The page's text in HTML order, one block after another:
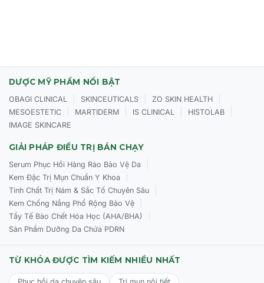
Làm sạch:Vệ sinh vùng da bị tổn thương và lau khô.
Thoa kem: Thoa một lượng kem vừa đủ lên vùng da cần
điều trị.
Tần suất:Sử dụng
Chỉ sử dụng ngoài da, tránh tiếp xúc trực tiếp với
mắt.
DƯỢC MỸ PHẨM NỔI BẬT
OBAGI CLINICAL SKINCEUTICALS ZO SKIN HEALTH
MESOESTETIC MARTIDERM IS CLINICAL HISTOLAB
IMAGE SKINCARE
GIẢI PHÁP ĐIỀU TRỊ BÁN CHẠY
Serum Phục Hồi Hàng Rào Bảo Vệ Da
Kem Đặc Trị Mụn Chuẩn Y Khoa
Tinh Chất Trị Nám & Sắc Tố Chuyên Sâu
Kem Chống Nắng Phổ Rộng Bảo Vệ
Tẩy Tế Bào Chết Hóa Học (AHA/BHA)
Sản Phẩm Dưỡng Da Chứa PDRN
TỪ KHÓA ĐƯỢC TÌM KIẾM NHIỀU NHẤT